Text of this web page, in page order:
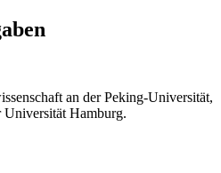
an der Peking-Universität,
Universität Hamburg.